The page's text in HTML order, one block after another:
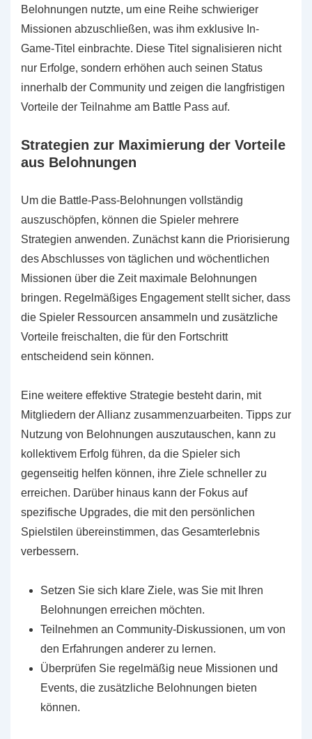
Belohnungen nutzte, um eine Reihe schwieriger
Missionen abzuschließen, was ihm exklusive In-
Game-Titel einbrachte. Diese Titel signalisieren nicht
nur Erfolge, sondern erhöhen auch seinen Status
innerhalb der Community und zeigen die langfristigen
Vorteile der Teilnahme am Battle Pass auf.
Strategien zur Maximierung der Vorteile
aus Belohnungen
Um die Battle-Pass-Belohnungen vollständig
auszuschöpfen, können die Spieler mehrere
Strategien anwenden. Zunächst kann die Priorisierung
des Abschlusses von täglichen und wöchentlichen
Missionen über die Zeit maximale Belohnungen
bringen. Regelmäßiges Engagement stellt sicher, dass
die Spieler Ressourcen ansammeln und zusätzliche
Vorteile freischalten, die für den Fortschritt
entscheidend sein können.
Eine weitere effektive Strategie besteht darin, mit
Mitgliedern der Allianz zusammenzuarbeiten. Tipps zur
Nutzung von Belohnungen auszutauschen, kann zu
kollektivem Erfolg führen, da die Spieler sich
gegenseitig helfen können, ihre Ziele schneller zu
erreichen. Darüber hinaus kann der Fokus auf
spezifische Upgrades, die mit den persönlichen
Spielstilen übereinstimmen, das Gesamterlebnis
verbessern.
Setzen Sie sich klare Ziele, was Sie mit Ihren
Belohnungen erreichen möchten.
Teilnehmen an Community-Diskussionen, um von
den Erfahrungen anderer zu lernen.
Überprüfen Sie regelmäßig neue Missionen und
Events, die zusätzliche Belohnungen bieten
können.